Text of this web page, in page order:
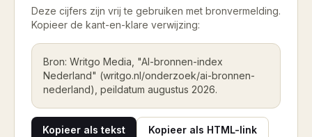
Deze cijfers zijn vrij te gebruiken met bronvermelding.
Kopieer de kant-en-klare verwijzing:
Bron: Writgo Media, "AI-bronnen-index
Nederland" (writgo.nl/onderzoek/ai-bronnen-
nederland), peildatum augustus 2026.
Kopieer als tekst Kopieer als HTML-link